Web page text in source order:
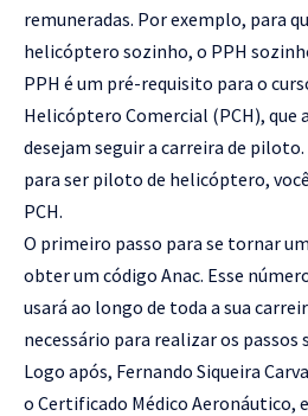
remuneradas. Por exemplo, para
helicóptero sozinho, o PPH
PPH é um pré-requisito para o
Helicóptero Comercial (PCH), que
desejam seguir a carreira de
para ser piloto de helicóptero,
PCH.
O primeiro passo para se tornar
obter um código Anac. Esse
usará ao longo de toda a sua
necessário para realizar os
Logo após, Fernando Siqueira
o Certificado Médico Aeronáutico,